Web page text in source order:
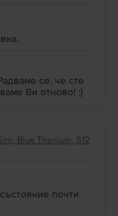
се, че сте
Ви отново! :)
Blue Titanium, 512
почти